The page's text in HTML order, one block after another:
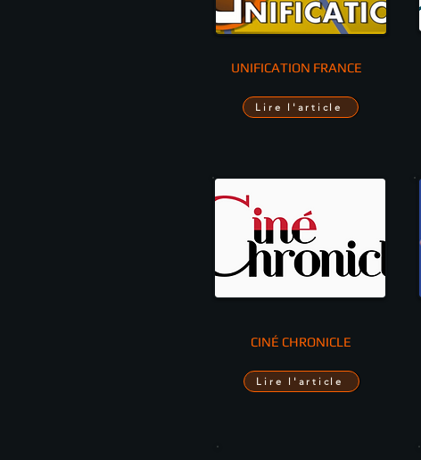
UNIFICATION FRANCE
Lire l'article
CINÉ CHRONICLE
Lire l'article